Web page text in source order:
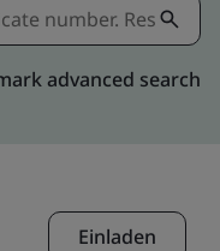
advanced search
Einladen